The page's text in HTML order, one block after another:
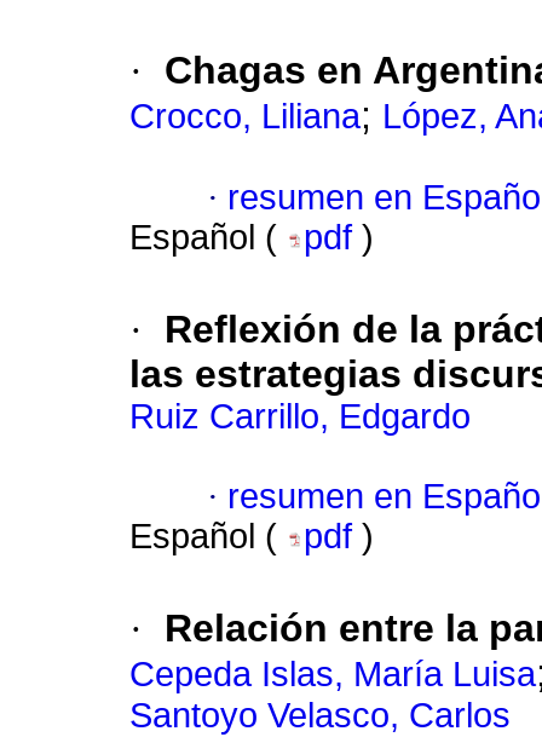
· Chagas en
Crocco, Liliana; López,
· resumen en
Español (
pdf )
·
Reflexión de la
las estrategias
Ruiz Carrillo, Edgardo
· resumen en
Español (
pdf )
· Relación entre la
Cepeda Islas, María Luisa
Santoyo Velasco, Carlos